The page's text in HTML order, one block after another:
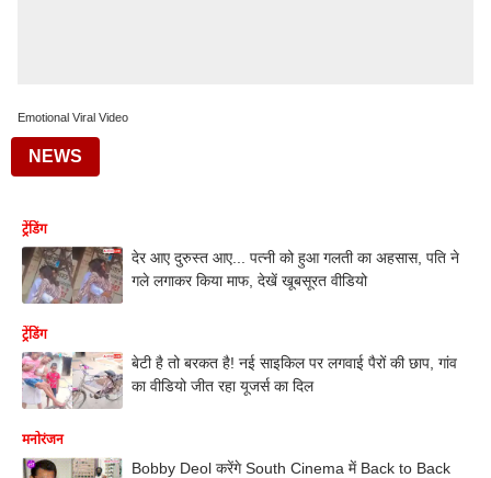
Emotional Viral Video
NEWS
ट्रेंडिंग
देर आए दुरुस्त आए... पत्नी को हुआ गलती का अहसास, पति ने
गले लगाकर किया माफ, देखें खूबसूरत वीडियो
ट्रेंडिंग
बेटी है तो बरकत है! नई साइकिल पर लगवाई पैरों की छाप, गांव
का वीडियो जीत रहा यूजर्स का दिल
मनोरंजन
Bobby Deol करेंगे South Cinema में Back to Back